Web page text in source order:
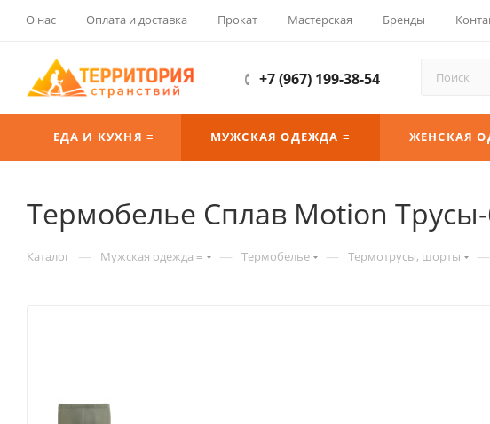
О нас Оплата и доставка Прокат Мастерская Бренды
+7 (967) 199-38-54
ЕДА И КУХНЯ ≡ МУЖСКАЯ ОДЕЖДА ≡ ЖЕНСКАЯ
Термобелье Сплав Motion
Каталог — Мужская одежда ≡ — Термобелье — Термотрусы, шорты —